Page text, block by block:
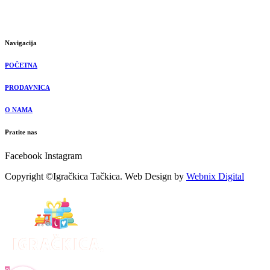
Navigacija
POČETNA
PRODAVNICA
O NAMA
Pratite nas
Facebook Instagram
Copyright ©Igračkica Tačkica. Web Design by Webnix Digital